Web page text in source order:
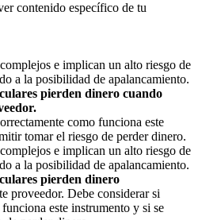
contenido específico de tu
e implican un alto riesgo de
a la posibilidad de apalancamiento.
pierden dinero cuando
como funciona este
tomar el riesgo de perder dinero.
e implican un alto riesgo de
a la posibilidad de apalancamiento.
pierden dinero
proveedor. Debe considerar si
este instrumento y si se